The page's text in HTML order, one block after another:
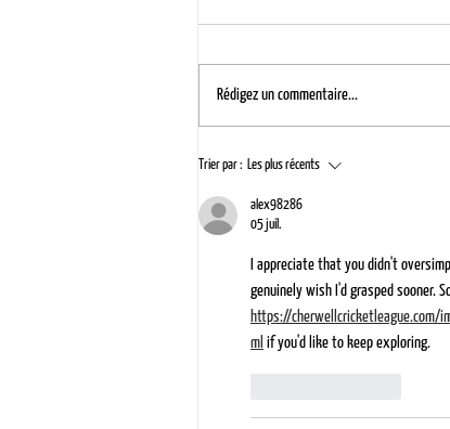
Comment bien entretenir et nettoyer
granit ?
Rédigez un commentaire...
Trier par : Les plus récents
alex98286
05 juil.
I appreciate that you didn't
genuinely wish I'd grasped sooner.
https://cherwellcricketleague.com/
ml if you'd like to keep exploring.